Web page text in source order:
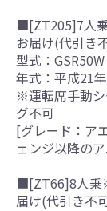
■[ZT205]7人
お届け(代引き
型式：
年式：平成21
※運転席手動シ
グ不可
[グレード：ア
ェンジ以降の
■[ZT66]8人乗
届け(代引き不